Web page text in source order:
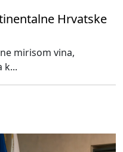
Hrvatske
mirisom vina,
k...